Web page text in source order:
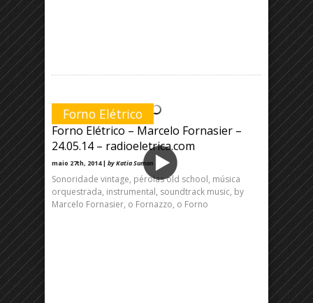
Forno Elétrico
Forno Elétrico – Marcelo Fornasier –
24.05.14 – radioeletrica.com
maio 27th, 2014 | by Katia Suman
Sonoridade vintage, pérolas old school, música
orquestrada, instrumental, soundtrack music, by
Marcelo Fornasier, o Fornazzo, o Forno